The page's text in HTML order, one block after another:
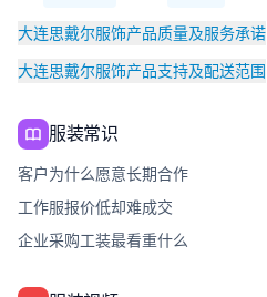
大连思戴尔服饰产品质量及服务承诺
大连思戴尔服饰产品支持及配送范围
服装常识
客户为什么愿意长期合作
工作服报价低却难成交
企业采购工装最看重什么